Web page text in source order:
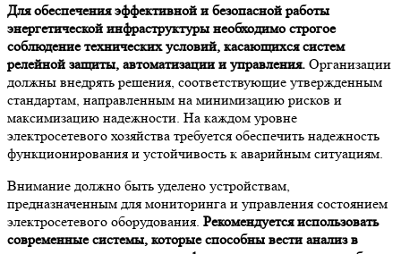
Для обеспечения эффективной и безопасной работы
энергетической инфраструктуры необходимо строгое
соблюдение технических условий, касающихся систем
релейной защиты, автоматизации и управления. Организации
должны внедрять решения, соответствующие утвержденным
стандартам, направленным на минимизацию рисков и
максимизацию надежности. На каждом уровне
электросетевого хозяйства требуется обеспечить надежность
функционирования и устойчивость к аварийным ситуациям.
Внимание должно быть уделено устройствам,
предназначенным для мониторинга и управления состоянием
электросетевого оборудования. Рекомендуется использовать
современные системы, которые способны вести анализ в